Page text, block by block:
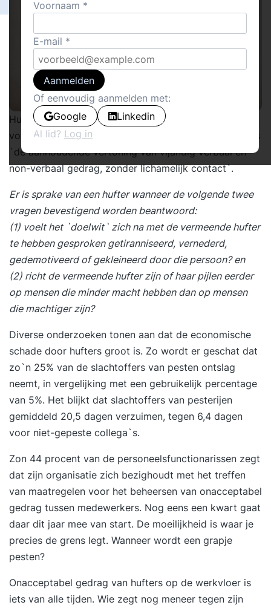
Hufters op dewerkvloervormen een serieus obstakel
voor succes. Hufterigheid kan worden gedefinieerd als
`de aanhoudende vertoning van vijandig verbaal en
non-verbaal gedrag, zonder lichamelijk contact`.
Er is sprake van een hufter wanneer de volgende twee
vragen bevestigend worden beantwoord:
(1) voelt het `doelwit` zich na met de vermeende hufter
te hebben gesproken getiranniseerd, vernederd,
gedemotiveerd of gekleineerd door die persoon? en
(2) richt de vermeende hufter zijn of haar pijlen eerder
op mensen die minder macht hebben dan op mensen
die machtiger zijn?
Diverse onderzoeken tonen aan dat de economische
schade door hufters groot is. Zo wordt er geschat dat
zo`n 25% van de slachtoffers van pesten ontslag
neemt, in vergelijking met een gebruikelijk percentage
van 5%. Het blijkt dat slachtoffers van pesterijen
gemiddeld 20,5 dagen verzuimen, tegen 6,4 dagen
voor niet-gepeste collega`s.
Zon 44 procent van de personeelsfunctionarissen zegt
dat zijn organisatie zich bezighoudt met het treffen
van maatregelen voor het beheersen van onacceptabel
gedrag tussen medewerkers. Nog eens een kwart gaat
daar dit jaar mee van start. De moeilijkheid is waar je
precies de grens legt. Wanneer wordt een grapje
pesten?
Onacceptabel gedrag van hufters op de werkvloer is
iets van alle tijden. Wie zegt nog meneer tegen zijn
Voornaam
E-mail
Aanmelden
Of eenvoudig aanmelden met:
Google
Linkedin
Al lid? Log in